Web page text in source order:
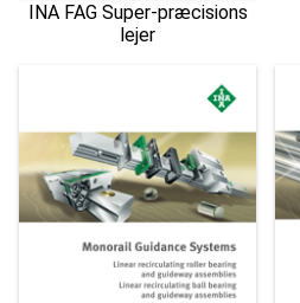
INA FAG Super-præcisions
lejer